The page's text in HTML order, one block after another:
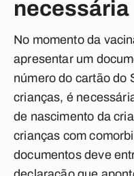
necessária
No momento da
apresentar um
número do cartão do
crianças, é
de nascimento da
crianças com
documentos deve